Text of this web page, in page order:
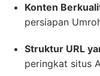
Konten
persiapan
Struktur URL
peringkat situs